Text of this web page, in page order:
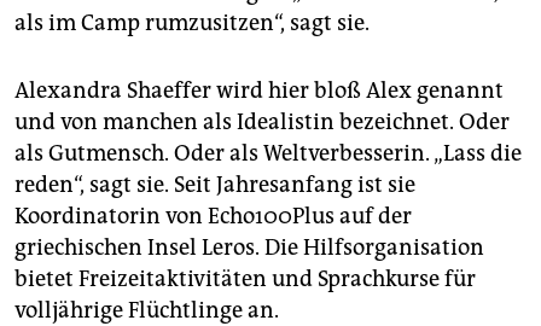
als im Camp rumzusitzen“, sagt sie.
Alexandra Shaeffer wird hier bloß Alex genannt
und von manchen als Idealistin bezeichnet. Oder
als Gutmensch. Oder als Weltverbesserin. „Lass die
reden“, sagt sie. Seit Jahresanfang ist sie
Koordinatorin von Echo100Plus auf der
griechischen Insel Leros. Die Hilfsorganisation
bietet Freizeitaktivitäten und Sprachkurse für
volljährige Flüchtlinge an.